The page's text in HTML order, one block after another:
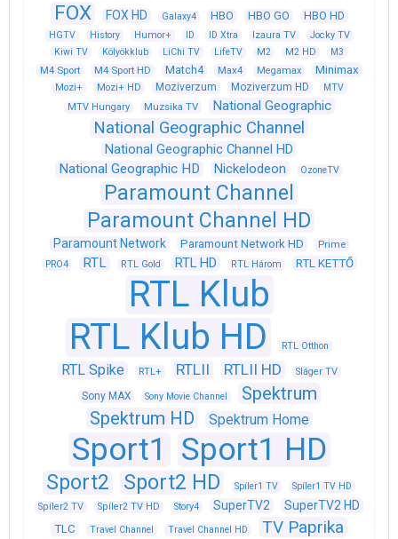
FOX FOX HD Galaxy4 HBO HBO GO HBO HD
HGTV History Humor+ ID ID Xtra Izaura TV
Jocky TV
Kiwi TV
Kölyökklub LiChi TV LifeTV M2 M2 HD M3
M4 Sport M4 Sport HD Match4 Max4 Megamax Minimax
Mozi+ Mozi+ HD Moziverzum Moziverzum HD
MTV
MTV Hungary
Muzsika TV National Geographic
National Geographic Channel
National Geographic Channel HD
National Geographic HD
Nickelodeon OzoneTV
Paramount Channel
Paramount Channel HD
Paramount Network Paramount Network HD Prime
PRO4 RTL RTL Gold RTL HD RTL Három RTL KETTŐ
RTL Klub
RTL Klub HD
RTL Otthon
RTL Spike RTL+ RTLII RTLII HD Sláger TV
Sony MAX Sony Movie Channel
Spektrum
Spektrum HD
Spektrum Home
Sport1 Sport1 HD
Sport2 Sport2 HD Spíler1 TV
Spíler1 TV HD
Spíler2 TV
Spíler2 TV HD Story4 SuperTV2 SuperTV2 HD
TLC Travel Channel Travel Channel HD TV Paprika